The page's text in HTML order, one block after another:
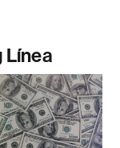
Línea